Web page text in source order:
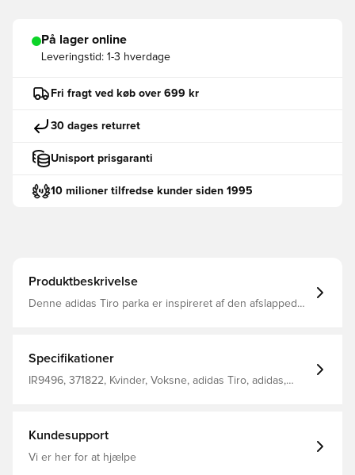
På lager online
Leveringstid: 1-3 hverdage
Fri fragt ved køb over 699 kr
30 dages returret
Unisport prisgaranti
10 milioner tilfredse kunder siden 1995
Produktbeskrivelse
Denne adidas Tiro parka er inspireret af den afslappede
Specifikationer
IR9496, 371822, Kvinder, Voksne, adidas Tiro, adidas,
Kundesupport
Vi er her for at hjælpe